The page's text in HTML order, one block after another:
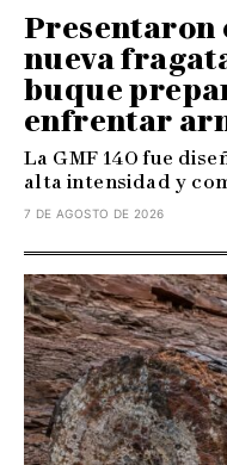
Presentaron
nueva
buque
enfrentar
La GMF 140 fue
alta intensidad y
7 DE AGOSTO DE 2026